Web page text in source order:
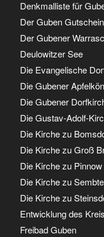
Denkmalliste für
Der Guben Gutschein
Der Gubener
Deulowitzer See
Die Evangelische
Die Gubener
Die Gubener
Die Gustav-Adolf-
Die Kirche zu
Die Kirche zu Groß
Die Kirche zu Pinnow
Die Kirche zu
Die Kirche zu
Entwicklung des
Freibad Guben